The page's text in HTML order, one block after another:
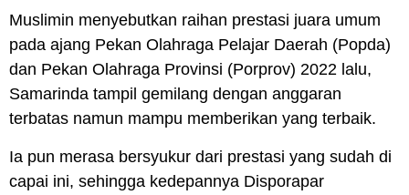
Muslimin menyebutkan raihan prestasi juara umum
pada ajang Pekan Olahraga Pelajar Daerah (Popda)
dan Pekan Olahraga Provinsi (Porprov) 2022 lalu,
Samarinda tampil gemilang dengan anggaran
terbatas namun mampu memberikan yang terbaik.
Ia pun merasa bersyukur dari prestasi yang sudah di
capai ini, sehingga kedepannya Disporapar